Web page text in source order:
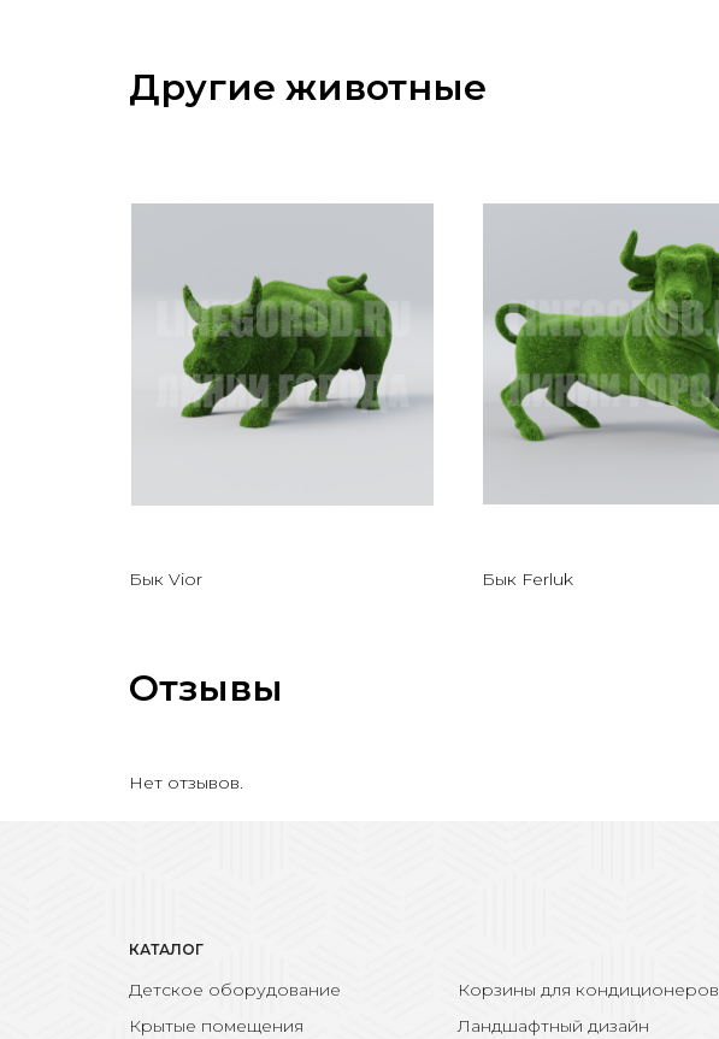
Другие животные
Бык Vior Бык Ferluk
Отзывы
Нет отзывов.
КАТАЛОГ
Детское оборудование
Корзины для кондиционеров
Крытые помещения
Ландшафтный дизайн